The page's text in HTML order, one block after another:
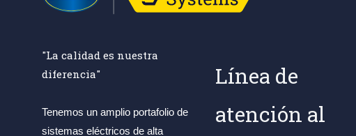
"La calidad es nuestra
diferencia"
Tenemos un amplio portafolio de
sistemas eléctricos de alta
Línea de
atención al